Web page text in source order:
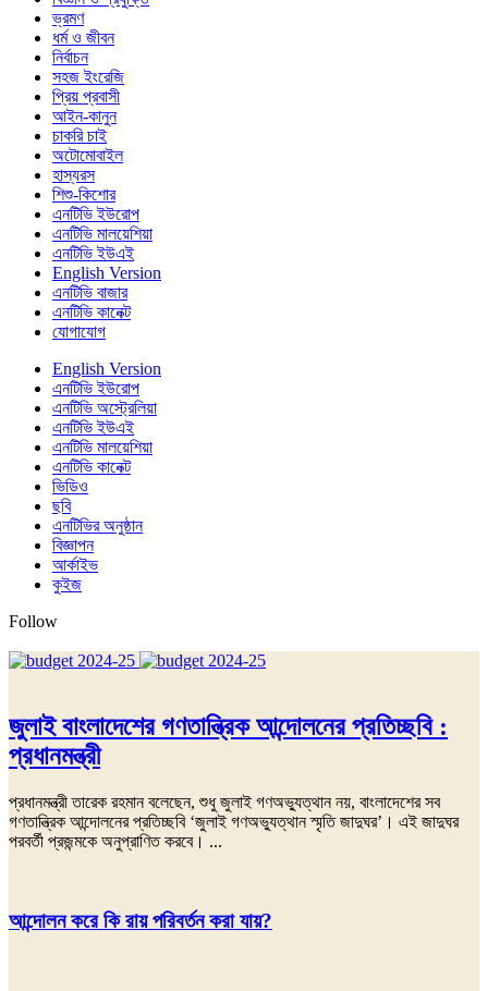
ভ্রমণ
ধর্ম ও জীবন
নির্বাচন
সহজ ইংরেজি
প্রিয় প্রবাসী
আইন-কানুন
চাকরি চাই
অটোমোবাইল
হাস্যরস
শিশু-কিশোর
এনটিভি ইউরোপ
এনটিভি মালয়েশিয়া
এনটিভি ইউএই
English Version
এনটিভি বাজার
এনটিভি কানেক্ট
যোগাযোগ
English Version
এনটিভি ইউরোপ
এনটিভি অস্ট্রেলিয়া
এনটিভি ইউএই
এনটিভি মালয়েশিয়া
এনটিভি কানেক্ট
ভিডিও
ছবি
এনটিভির অনুষ্ঠান
বিজ্ঞাপন
আর্কাইভ
কুইজ
Follow
জুলাই বাংলাদেশের গণতান্ত্রিক আন্দোলনের প্রতিচ্ছবি :
প্রধানমন্ত্রী
প্রধানমন্ত্রী তারেক রহমান বলেছেন, শুধু জুলাই গণঅভ্যুত্থান নয়, বাংলাদেশের সব
গণতান্ত্রিক আন্দোলনের প্রতিচ্ছবি ‘জুলাই গণঅভ্যুত্থান স্মৃতি জাদুঘর’। এই জাদুঘর
পরবর্তী প্রজন্মকে অনুপ্রাণিত করবে। ...
আন্দোলন করে কি রায় পরিবর্তন করা যায়?